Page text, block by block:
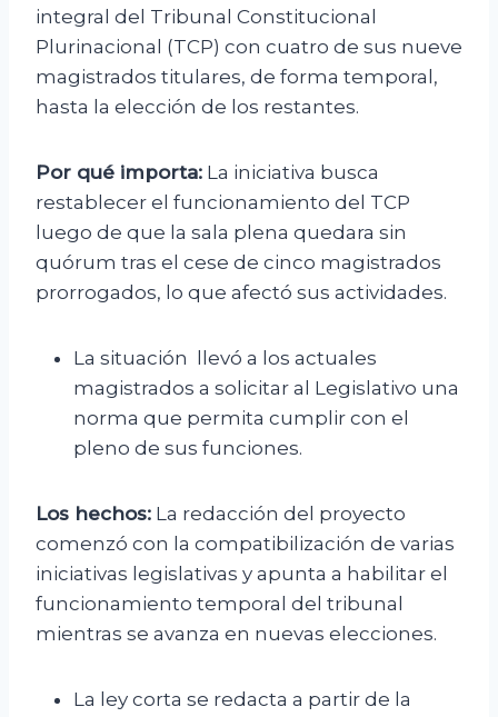
integral del Tribunal Constitucional
Plurinacional (TCP) con cuatro de sus nueve
magistrados titulares, de forma temporal,
hasta la elección de los restantes.
Por qué importa: La iniciativa busca
restablecer el funcionamiento del TCP
luego de que la sala plena quedara sin
quórum tras el cese de cinco magistrados
prorrogados, lo que afectó sus actividades.
La situación llevó a los actuales
magistrados a solicitar al Legislativo una
norma que permita cumplir con el
pleno de sus funciones.
Los hechos: La redacción del proyecto
comenzó con la compatibilización de varias
iniciativas legislativas y apunta a habilitar el
funcionamiento temporal del tribunal
mientras se avanza en nuevas elecciones.
La ley corta se redacta a partir de la